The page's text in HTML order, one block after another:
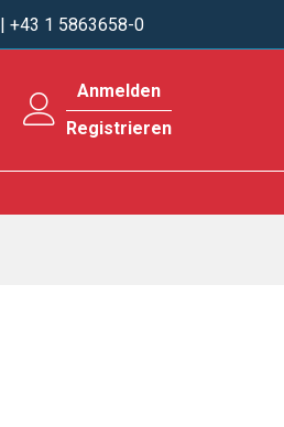
| +43 1 5863658-0
Anmelden
Registrieren